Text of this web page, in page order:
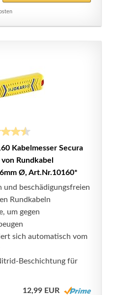
Kabelmesser Secura
Rundkabel
Ø, Art.Nr.10160*
und beschädigungsfreien
Rundkabeln
um gegen
sich automatisch vom
Beschichtung für
12,99 EUR